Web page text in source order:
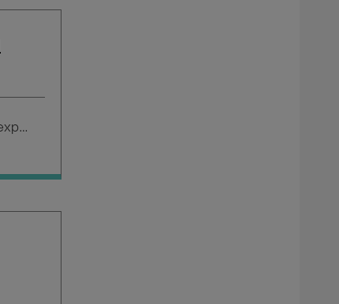
Salario según experiencia